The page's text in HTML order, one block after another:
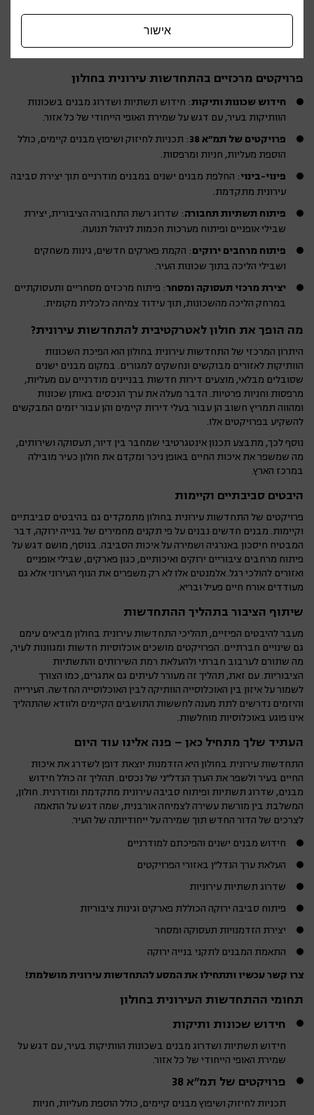
שיפור איכות החיים של תושבים קיימים ומשיכת אוכלוסיות חדשות
תכנון אינטגרטיבי המחבר בין מגורים, תחבורה ושירותים
פרויקטים מרכזיים בהתחדשות עירונית בחולון
חידוש שכונות ותיקות: חידוש תשתיות ושדרוג מבנים בשכונות
הוותיקות בעיר, עם דגש על שמירת האופי הייחודי של כל אזור.
פרויקטים של תמ"א 38
: תכניות לחיזוק ושיפוץ מבנים קיימים, כולל
הוספת מעליות, חניות ומרפסות.
פינוי-בינוי: החלפת מבנים ישנים במבנים מודרניים תוך יצירת סביבה
עירונית מתקדמת.
פיתוח תשתיות תחבורה: שדרוג רשת התחבורה הציבורית, יצירת
שבילי אופניים ופיתוח מערכות חכמות לניהול תנועה.
פיתוח מרחבים ירוקים: הקמת פארקים חדשים, גינות משחקים
ושבילי הליכה בתוך שכונות העיר.
יצירת מרכזי תעסוקה ומסחר: פיתוח מרכזים מסחריים ותעסוקתיים
במרחק הליכה מהשכונות, תוך עידוד צמיחה כלכלית מקומית.
מה הופך את חולון לאטרקטיבית להתחדשות עירונית?
היתרון המרכזי של התחדשות עירונית בחולון הוא הפיכת השכונות
הוותיקות לאזורים מבוקשים ונחשקים למגורים. במקום מבנים ישנים
שסובלים מבלאי, מוצעים דירות חדשות בבניינים מודרניים עם מעליות,
מרפסות וחניות פרטיות. הדבר מעלה את ערך הנכסים באותן שכונות
ומהווה תמריץ חשוב הן עבור בעלי דירות קיימים והן עבור יזמים המבקשים
להשקיע בפרויקטים אלו.
נוסף לכך, מתבצע תכנון אינטגרטיבי שמחבר בין דיור, תעסוקה ושירותים,
מה שמשפר את איכות החיים באופן ניכר ומקדם את חולון כעיר מובילה
במרכז הארץ.
היבטים סביבתיים וקיימות
פרויקטים של התחדשות עירונית בחולון מתמקדים גם בהיבטים סביבתיים
וקיימות. מבנים חדשים נבנים על פי תקנים מחמירים של בנייה ירוקה, דבר
המבטיח חיסכון באנרגיה ושמירה על איכות הסביבה. בנוסף, מושם דגש על
פיתוח מרחבים ציבוריים ירוקים ואיכותיים, כגון פארקים, שבילי אופניים
ואזורים להולכי רגל. אלמנטים אלו לא רק משפרים את הנוף העירוני אלא גם
מעודדים אורח חיים פעיל ובריא.
שיתוף הציבור בתהליך ההתחדשות
מעבר להיבטים הפיזיים, תהליכי התחדשות עירונית בחולון מביאים עימם
גם שינויים חברתיים. הפרויקטים מושכים אוכלוסיות חדשות ומגוונות לעיר,
מה שתורם לערבוב חברתי ולהעלאת רמת השירותים והתשתיות
הציבוריות. עם זאת, תהליך זה מעורר לעיתים גם אתגרים, כמו הצורך
לשמור על איזון בין האוכלוסייה הוותיקה לבין האוכלוסייה החדשה. העירייה
והיזמים נדרשים לתת מענה לחששות התושבים הקיימים ולוודא שהתהליך
אינו פוגע באוכלוסיות מוחלשות.
העתיד שלך מתחיל כאן – פנה אלינו עוד היום
התחדשות עירונית בחולון היא הזדמנות יוצאת דופן לשדרג את איכות
החיים בעיר ולשפר את הערך הנדל"ני של נכסים. תהליך זה כולל חידוש
מבנים, שדרוג תשתיות ופיתוח סביבה עירונית מתקדמת ומודרנית. חולון,
המשלבת בין מורשת עשירה לצמיחה אורבנית, שמה דגש על התאמה
לצרכים של הדור החדש תוך שמירה על ייחודיותה של העיר.
חידוש מבנים ישנים והפיכתם למודרניים
העלאת ערך הנדל"ן באזורי הפרויקטים
שדרוג תשתיות עירוניות
פיתוח סביבה ירוקה הכוללת פארקים וגינות ציבוריות
יצירת הזדמנויות תעסוקה ומסחר
התאמת המבנים לתקני בנייה ירוקה
צרו קשר עכשיו ותתחילו את המסע להתחדשות עירונית מושלמת!
תחומי ההתחדשות העירונית בחולון
חידוש שכונות ותיקות
חידוש תשתיות ושדרוג מבנים בשכונות הוותיקות בעיר, עם דגש על
שמירת האופי הייחודי של כל אזור.
פרויקטים של תמ"א 38
תכניות לחיזוק ושיפוץ מבנים קיימים, כולל הוספת מעליות, חניות
אישור